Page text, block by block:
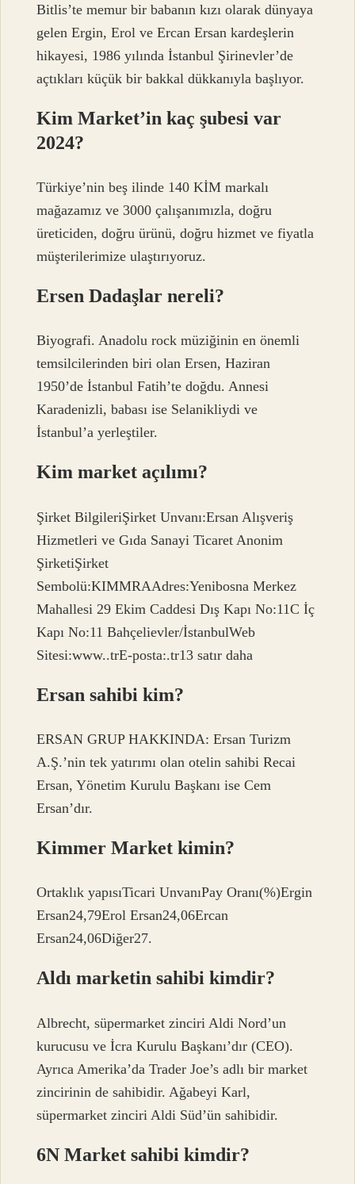
Bitlis’te memur bir babanın kızı olarak dünyaya
gelen Ergin, Erol ve Ercan Ersan kardeşlerin
hikayesi, 1986 yılında İstanbul Şirinevler’de
açtıkları küçük bir bakkal dükkanıyla başlıyor.
Kim Market’in kaç şubesi var
2024?
Türkiye’nin beş ilinde 140 KİM markalı
mağazamız ve 3000 çalışanımızla, doğru
üreticiden, doğru ürünü, doğru hizmet ve fiyatla
müşterilerimize ulaştırıyoruz.
Ersen Dadaşlar nereli?
Biyografi. Anadolu rock müziğinin en önemli
temsilcilerinden biri olan Ersen, Haziran
1950’de İstanbul Fatih’te doğdu. Annesi
Karadenizli, babası ise Selanikliydi ve
İstanbul’a yerleştiler.
Kim market açılımı?
Şirket BilgileriŞirket Unvanı:Ersan Alışveriş
Hizmetleri ve Gıda Sanayi Ticaret Anonim
ŞirketiŞirket
Sembolü:KIMMRAAdres:Yenibosna Merkez
Mahallesi 29 Ekim Caddesi Dış Kapı No:11C İç
Kapı No:11 Bahçelievler/İstanbulWeb
Sitesi:www..trE-posta:.tr13 satır daha
Ersan sahibi kim?
ERSAN GRUP HAKKINDA: Ersan Turizm
A.Ş.’nin tek yatırımı olan otelin sahibi Recai
Ersan, Yönetim Kurulu Başkanı ise Cem
Ersan’dır.
Kimmer Market kimin?
Ortaklık yapısıTicari UnvanıPay Oranı(%)Ergin
Ersan24,79Erol Ersan24,06Ercan
Ersan24,06Diğer27.
Aldı marketin sahibi kimdir?
Albrecht, süpermarket zinciri Aldi Nord’un
kurucusu ve İcra Kurulu Başkanı’dır (CEO).
Ayrıca Amerika’da Trader Joe’s adlı bir market
zincirinin de sahibidir. Ağabeyi Karl,
süpermarket zinciri Aldi Süd’ün sahibidir.
6N Market sahibi kimdir?